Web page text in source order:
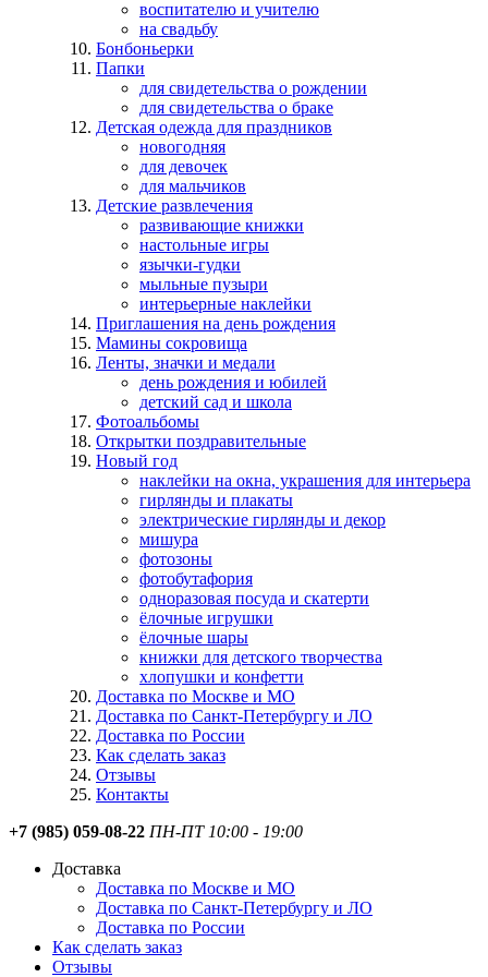
воспитателю и учителю
на свадьбу
Бонбоньерки
Папки
для свидетельства о рождении
для свидетельства о браке
Детская одежда для праздников
новогодняя
для девочек
для мальчиков
Детские развлечения
развивающие книжки
настольные игры
язычки-гудки
мыльные пузыри
интерьерные наклейки
Приглашения на день рождения
Мамины сокровища
Ленты, значки и медали
день рождения и юбилей
детский сад и школа
Фотоальбомы
Открытки поздравительные
Новый год
наклейки на окна, украшения для интерьера
гирлянды и плакаты
электрические гирлянды и декор
мишура
фотозоны
фотобутафория
одноразовая посуда и скатерти
ёлочные игрушки
ёлочные шары
книжки для детского творчества
хлопушки и конфетти
Доставка по Москве и МО
Доставка по Санкт-Петербургу и ЛО
Доставка по России
Как сделать заказ
Отзывы
Контакты
+7 (985) 059-08-22 ПН-ПТ 10:00 - 19:00
Доставка
Доставка по Москве и МО
Доставка по Санкт-Петербургу и ЛО
Доставка по России
Как сделать заказ
Отзывы